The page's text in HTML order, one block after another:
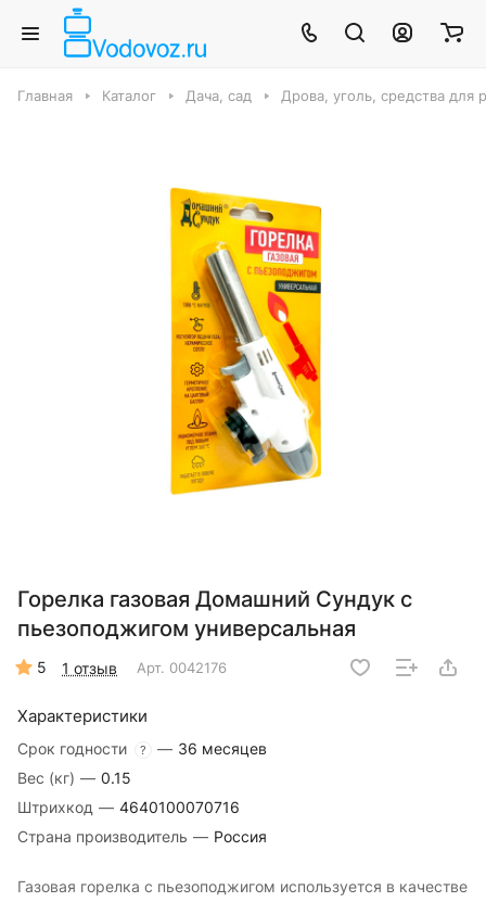
Главная Каталог Дача, сад Дрова, уголь, средства для
Горелка газовая Домашний Сундук с
пьезоподжигом универсальная
5 1 отзыв Арт. 0042176
Характеристики
Срок годности ? — 36 месяцев
Вес (кг) — 0.15
Штрихкод — 4640100070716
Страна производитель — Россия
Газовая горелка с пьезоподжигом используется в качестве